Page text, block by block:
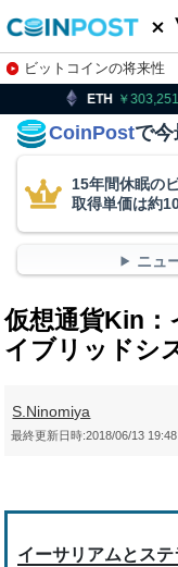
ビットコインの将来性
株特集・関連銘柄
0.11
CoinPostで
15年間休眠の
取得単価は約
ニュ
仮想通貨Kin
イブリッドシ
S.Ninomiya
最終更新日時:2018/06/13 19:48
イーサリアムとス